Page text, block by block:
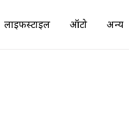
लाइफस्टाइल ऑटो अन्य